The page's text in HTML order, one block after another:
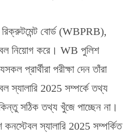
রিক্রুটমেন্ট বোর্ড (WBPRB),
নিয়োগ করে। WB পুলিশ
প্রার্থীরা পরীক্ষা দেন তাঁরা
স্যালারি 2025 সম্পর্কে তথ্য
সঠিক তথ্য খুঁজে পাচ্ছেন না।
কনস্টেবল স্যালারি 2025 সম্পর্কিত